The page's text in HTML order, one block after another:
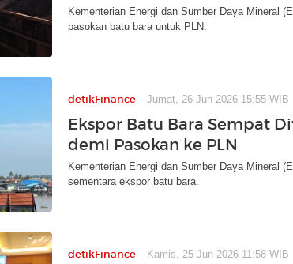
Kementerian Energi dan Sumber Daya Mineral
pasokan batu bara untuk PLN.
detikFinance Jumat, 26 Jun 2026 15:55 WIB
Ekspor Batu Bara Sempat
demi Pasokan ke PLN
Kementerian Energi dan Sumber Daya Mineral
sementara ekspor batu bara.
detikFinance Kamis, 25 Jun 2026 11:58 WIB